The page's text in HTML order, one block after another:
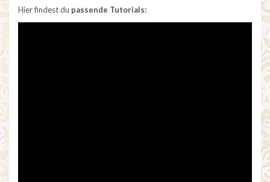
Hier findest du passende Tutorials: